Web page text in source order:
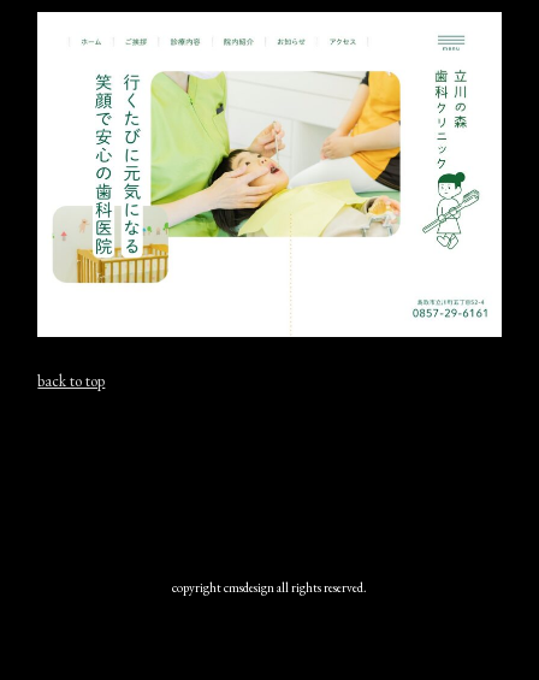
back to top
copyright cmsdesign all rights reserved.